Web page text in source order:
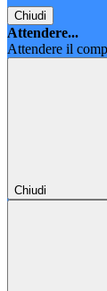
Chiudi
Attendere...
Attendere il
Chiudi